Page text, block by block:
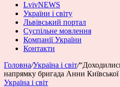
LvivNEWS
України і світу
Львівський портал
Суспільне мовлення
Компанії України
Контакти
Головна/Україна і світ/
напрямку бригада Анни Київської
Україна і світ